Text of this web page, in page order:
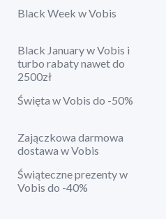
Black Week w Vobis
Black January w Vobis i
turbo rabaty nawet do
2500zł
Święta w Vobis do -50%
Zajączkowa darmowa
dostawa w Vobis
Świąteczne prezenty w
Vobis do -40%